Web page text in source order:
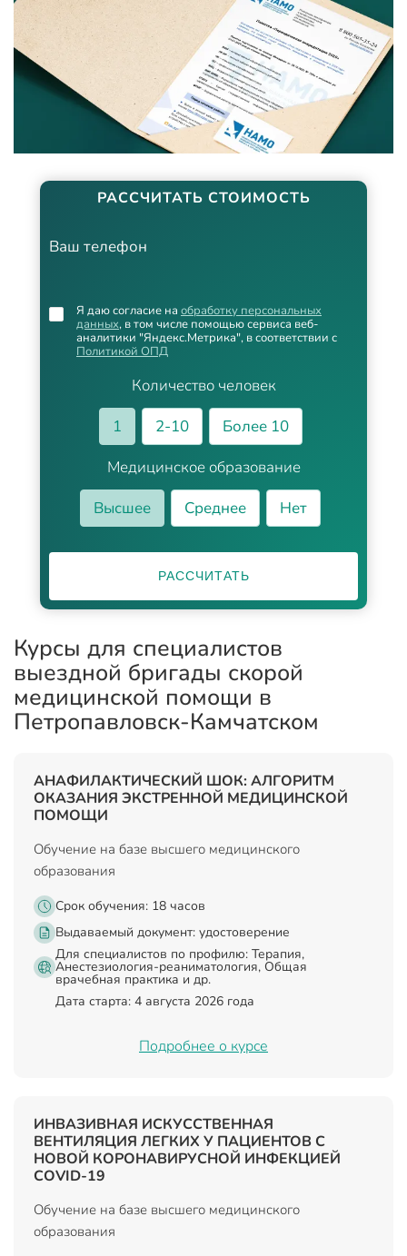
РАССЧИТАТЬ СТОИМОСТЬ
Ваш телефон
Количество человек
1
2-10
Более 10
Медицинское образование
Высшее
Среднее Нет
Я даю согласие на обработку персональных
данных, в том числе помощью сервиса веб-
аналитики "Яндекс.Метрика", в соответствии с
Политикой ОПД
РАССЧИТАТЬ
Курсы для специалистов
выездной бригады скорой
медицинской помощи в
Петропавловск-Камчатском
АНАФИЛАКТИЧЕСКИЙ ШОК: АЛГОРИТМ
ОКАЗАНИЯ ЭКСТРЕННОЙ МЕДИЦИНСКОЙ
ПОМОЩИ
Обучение на базе высшего медицинского
образования
Срок обучения: 18 часов
Выдаваемый документ: удостоверение
Для специалистов по профилю: Терапия,
Анестезиология-реаниматология, Общая
врачебная практика и др.
Дата старта: 4 августа 2026 года
Подробнее о курсе
ИНВАЗИВНАЯ ИСКУССТВЕННАЯ
ВЕНТИЛЯЦИЯ ЛЕГКИХ У ПАЦИЕНТОВ С
НОВОЙ КОРОНАВИРУСНОЙ ИНФЕКЦИЕЙ
COVID-19
Обучение на базе высшего медицинского
образования